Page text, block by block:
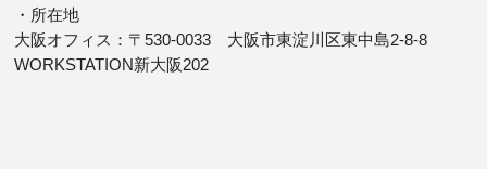
・所在地
大阪オフィス：〒530-0033 大阪市東淀川区東中島2-8-8
WORKSTATION新大阪202